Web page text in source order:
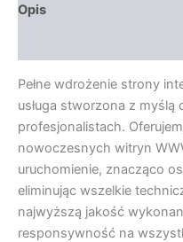
Opis
Pełne wdrożenie strony
usługa stworzona z myślą
profesjonalistach.
nowoczesnych witryn
uruchomienie, znacząco
eliminując wszelkie
najwyższą jakość
responsywność na